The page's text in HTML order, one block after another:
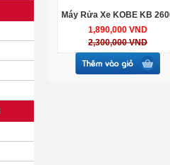
Máy Rửa Xe KOBE KB
1,890,000 VND
2,300,000 VND